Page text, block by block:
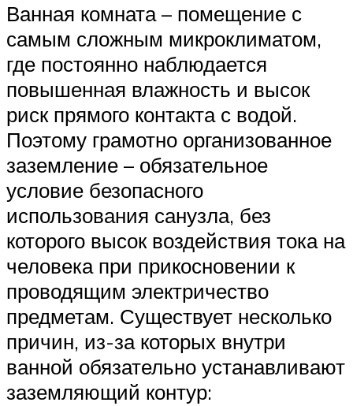
Ванная комната – помещение с
самым сложным микроклиматом,
где постоянно наблюдается
повышенная влажность и высок
риск прямого контакта с водой.
Поэтому грамотно организованное
заземление – обязательное
условие безопасного
использования санузла, без
которого высок воздействия тока на
человека при прикосновении к
проводящим электричество
предметам. Существует несколько
причин, из-за которых внутри
ванной обязательно устанавливают
заземляющий контур: